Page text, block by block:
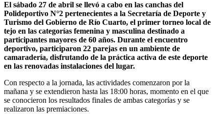
El sábado 27 de abril se llevó a cabo en las canchas del
Polideportivo N°2 pertenecientes a la Secretaría de Deporte y
Turismo del Gobierno de Río Cuarto, el primer torneo local de
tejo en las categorías femenina y masculina destinado a
participantes mayores de 60 años. Durante el encuentro
deportivo, participaron 22 parejas en un ambiente de
camaradería, disfrutando de la práctica activa de este deporte
en las renovadas instalaciones del lugar.
Con respecto a la jornada, las actividades comenzaron por la
mañana y se extendieron hasta las 18:00 horas, momento en el que
se conocieron los resultados finales de ambas categorías y se
realizaron las premiaciones.